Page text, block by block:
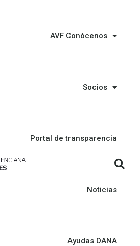
AVF Conócenos
Socios
Portal de transparencia
Noticias
Ayudas DANA